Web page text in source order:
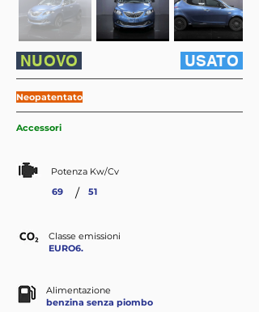
NUOVO USATO
Neopatentato
Accessori
Potenza Kw/Cv
69
/ 51
Classe emissioni
EURO6.
Alimentazione
benzina senza piombo